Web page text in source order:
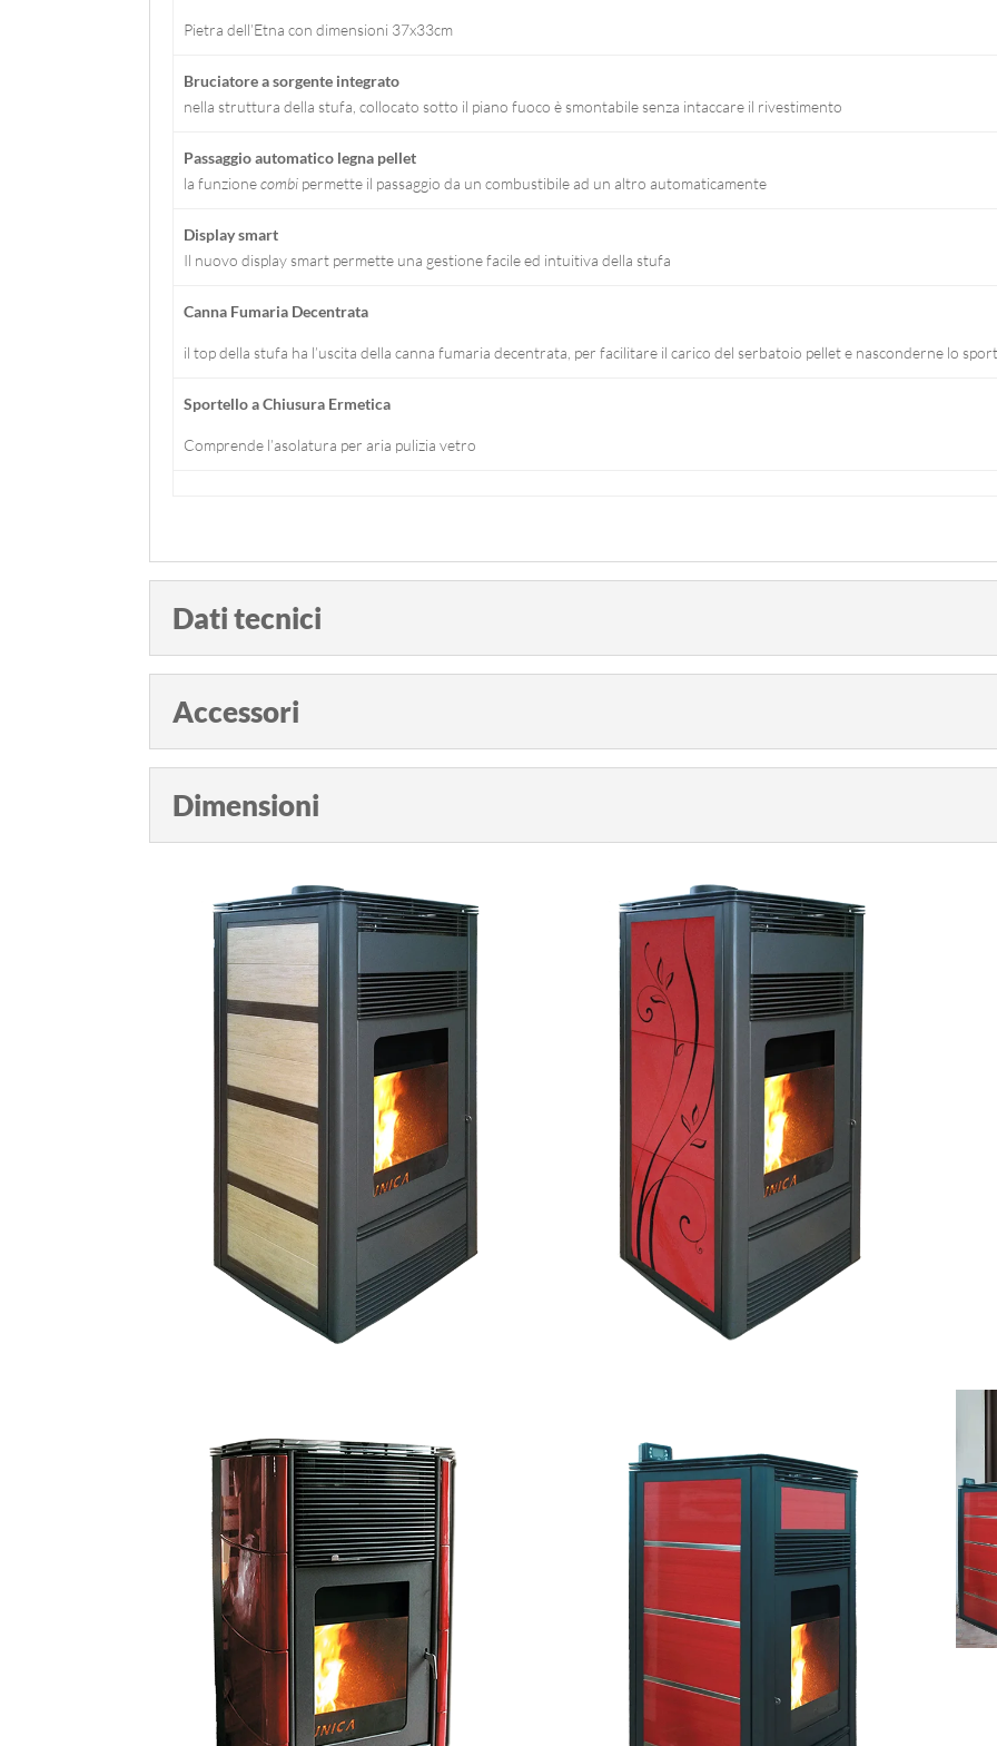
Pietra dell’Etna con dimensioni 37x33cm
Bruciatore a sorgente integrato
nella struttura della stufa, collocato sotto il piano fuoco è smontabile senza intaccare il rivestimento
Passaggio automatico legna pellet
la funzionecombipermette il passaggio da un combustibile ad un altro automaticamente
Display smart
Il nuovo display smart permette una gestione facile ed intuitiva della stufa
Canna Fumaria Decentrata
il top della stufa ha l’uscita della canna fumaria decentrata, per facilitare il carico del serbatoio pellet e nasconderne lo
Sportello a Chiusura Ermetica
Comprende l’asolatura per aria pulizia vetro
Dati tecnici
Accessori
Dimensioni